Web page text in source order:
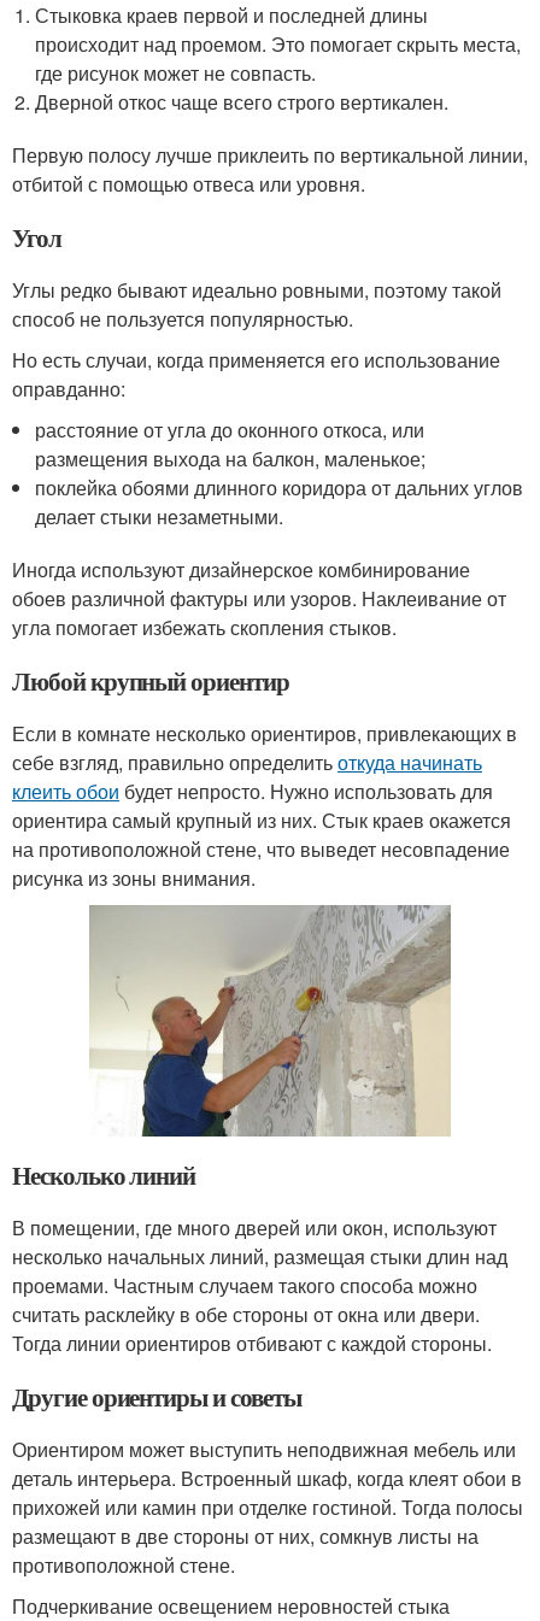
Стыковка краев первой и последней длины
происходит над проемом. Это помогает скрыть места,
где рисунок может не совпасть.
Дверной откос чаще всего строго вертикален.
Первую полосу лучше приклеить по вертикальной линии,
отбитой с помощью отвеса или уровня.
Угол
Углы редко бывают идеально ровными, поэтому такой
способ не пользуется популярностью.
Но есть случаи, когда применяется его использование
оправданно:
расстояние от угла до оконного откоса, или
размещения выхода на балкон, маленькое;
поклейка обоями длинного коридора от дальних углов
делает стыки незаметными.
Иногда используют дизайнерское комбинирование
обоев различной фактуры или узоров. Наклеивание от
угла помогает избежать скопления стыков.
Любой крупный ориентир
Если в комнате несколько ориентиров, привлекающих в
себе взгляд, правильно определитьоткуда начинать
клеить обои будет непросто. Нужно использовать для
ориентира самый крупный из них. Стык краев окажется
на противоположной стене, что выведет несовпадение
рисунка из зоны внимания.
Несколько линий
В помещении, где много дверей или окон, используют
несколько начальных линий, размещая стыки длин над
проемами. Частным случаем такого способа можно
считать расклейку в обе стороны от окна или двери.
Тогда линии ориентиров отбивают с каждой стороны.
Другие ориентиры и советы
Ориентиром может выступить неподвижная мебель или
деталь интерьера. Встроенный шкаф, когда клеят обои в
прихожей или камин при отделке гостиной. Тогда полосы
размещают в две стороны от них, сомкнув листы на
противоположной стене.
Подчеркивание освещением неровностей стыка